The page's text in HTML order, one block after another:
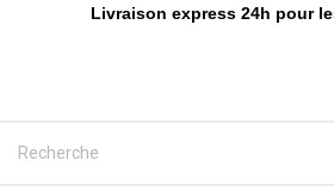
Livraison express 24h pour